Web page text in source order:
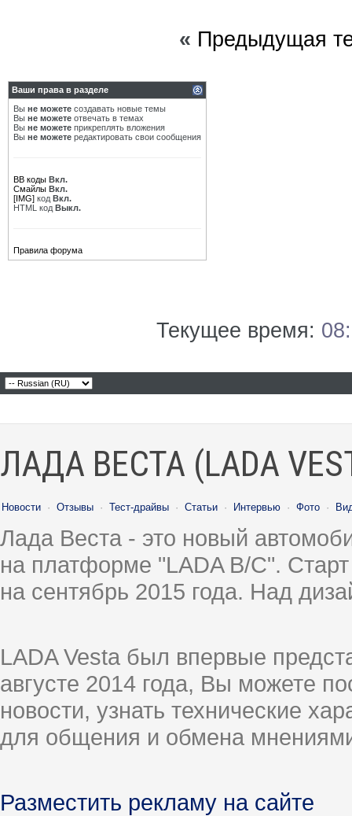
« Предыдущая
Ваши права в разделе
Вы не можете создавать новые темы
Вы не можете отвечать в темах
Вы не можете прикреплять вложения
Вы не можете редактировать свои сообщения
BB коды Вкл.
Смайлы Вкл.
[IMG] код Вкл.
HTML код Выкл.
Правила форума
Текущее время:
ЛАДА ВЕСТА (LADA
Новости · Отзывы · Тест-драйвы · Статьи · Интервью · Фото ·
Лада Веста - это новый
на платформе "LADA B/C".
на сентябрь 2015 года. Над
LADA Vesta был впервые
августе 2014 года, Вы можете
новости, узнать технические
для общения и обмена
Разместить рекламу на сайте